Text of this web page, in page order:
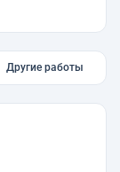
Другие работы